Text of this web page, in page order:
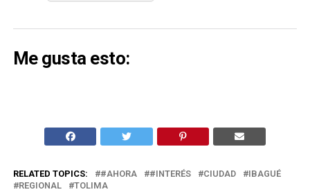
Me gusta esto:
RELATED TOPICS: #AHORA #INTERÉS CIUDAD
IBAGUÉ
REGIONAL
TOLIMA